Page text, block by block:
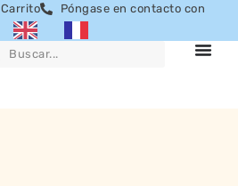
Carrito Póngase en contacto con